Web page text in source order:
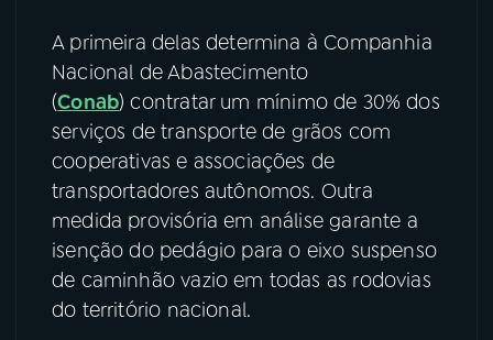
A primeira delas determina à Companhia
Nacional de Abastecimento
(Conab) contratar um mínimo de 30% dos
serviços de transporte de grãos com
cooperativas e associações de
transportadores autônomos. Outra
medida provisória em análise garante a
isenção do pedágio para o eixo suspenso
de caminhão vazio em todas as rodovias
do território nacional.